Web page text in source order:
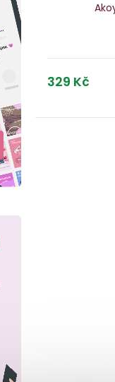
329 Kč